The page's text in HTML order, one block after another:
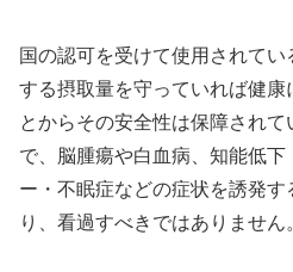
国の認可を受けて使用されて
する摂取量を守っていれば健康
とからその安全性は保障され
で、脳腫瘍や白血病、知能低
ー・不眠症などの症状を誘発
り、看過すべきではありません